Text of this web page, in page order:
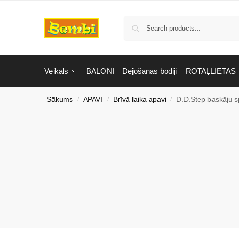
Veikals BALONI Dejošanas bodiji ROTAĻLIETAS
Sākums / APAVI / Brīvā laika apavi / D.D.Step baskāju